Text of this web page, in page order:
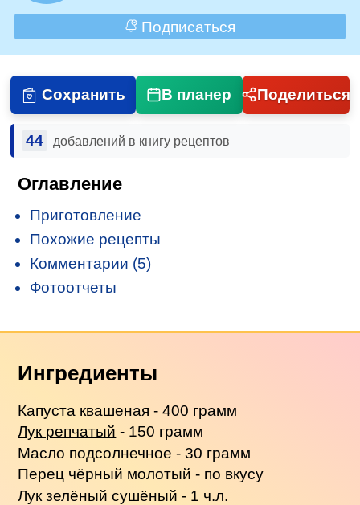
Подписаться
Сохранить В планер Поделиться
44 добавлений в книгу рецептов
Оглавление
Приготовление
Похожие рецепты
Комментарии (5)
Фотоотчеты
Ингредиенты
Капуста квашеная - 400 грамм
Лук репчатый - 150 грамм
Масло подсолнечное - 30 грамм
Перец чёрный молотый - по вкусу
Лук зелёный сушёный - 1 ч.л.